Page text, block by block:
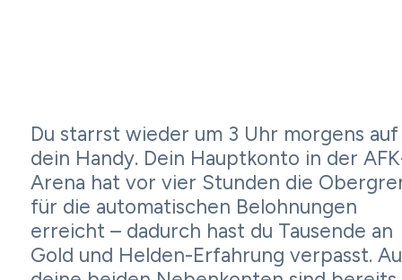
Du starrst wieder um 3 Uhr morgens auf
dein Handy. Dein Hauptkonto in der
Arena hat vor vier Stunden die
für die automatischen Belohnungen
erreicht – dadurch hast du Tausende an
Gold und Helden-Erfahrung verpasst.